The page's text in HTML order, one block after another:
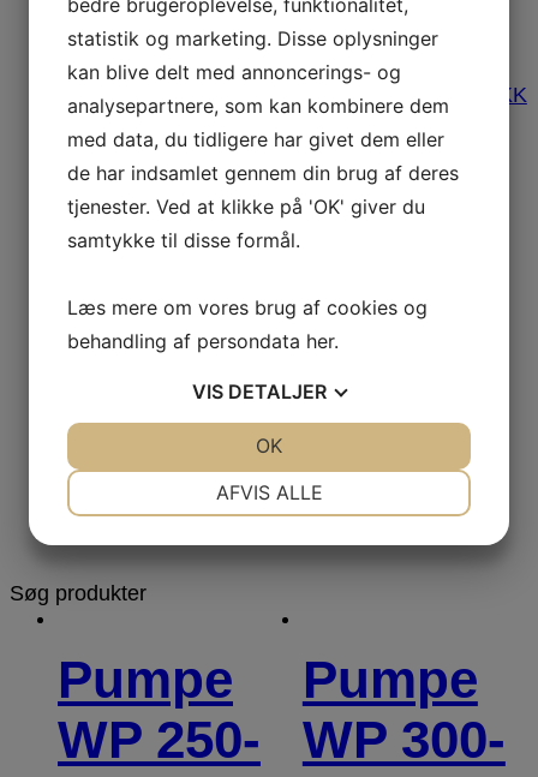
Cirkulationspumpe
2.695,00
DKK
Luftpumpe 795,00 DKK
Pump
Seal LX
Pumpseal 210,00DKK
LP 300
Massage pumpe
Pumpe
WP 250-
Pumpe
WP 300-
Søg produkter
statistik og marketing. Disse oplysninger
kan blive delt med annoncerings- og
analysepartnere, som kan kombinere dem
med data, du tidligere har givet dem eller
de har indsamlet gennem din brug af deres
tjenester. Ved at klikke på 'OK' giver du
samtykke til disse formål.
Læs mere om vores brug af cookies og
behandling af persondata her.
VIS DETALJER
AFVIS ALLE
OK